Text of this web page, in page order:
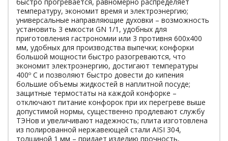
температуру, экономит время и электроэнергию;
универсальные направляющие духовки – возможность
установить 3 емкости GN 1/1, удобных для
приготовления гастрономии или 3 противня 600х400
мм, удобных для производства выпечки; конфорки
большой мощности быстро разогреваются, что
экономит электроэнергию, достигают температуры
400º С и позволяют быстро довести до кипения
большие объемы жидкостей в наплитной посуде;
защитные термостаты на каждой конфорке –
отключают питание конфорок при их перегреве выше
допустимой нормы, существенно продлевают службу
ТЭНов и увеличивают надежность; плита изготовлена
из полированной нержавеющей стали AISI 304,
толщиной 1 мм – придает изделию прочность,